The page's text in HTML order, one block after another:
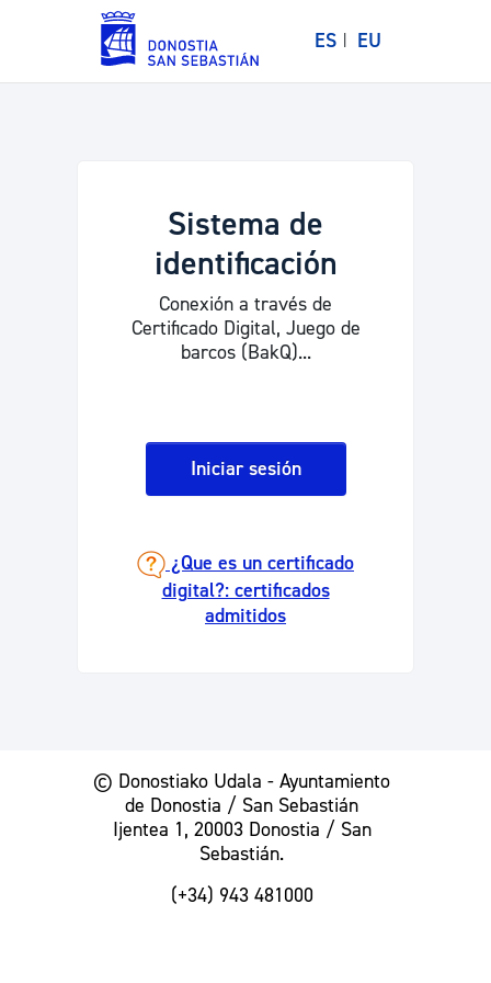
ES EU
Sistema de
identificación
Conexión a través de
Certificado Digital, Juego de
barcos (BakQ)...
Iniciar sesión
¿Que es un certificado
digital?: certificados
admitidos
© Donostiako Udala - Ayuntamiento
de Donostia / San Sebastián
Ijentea 1, 20003 Donostia / San
Sebastián.
(+34) 943 481000